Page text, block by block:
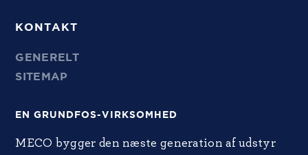
KONTAKT
GENERELT
SITEMAP
EN GRUNDFOS-VIRKSOMHED
MECO bygger den næste generation af udstyr